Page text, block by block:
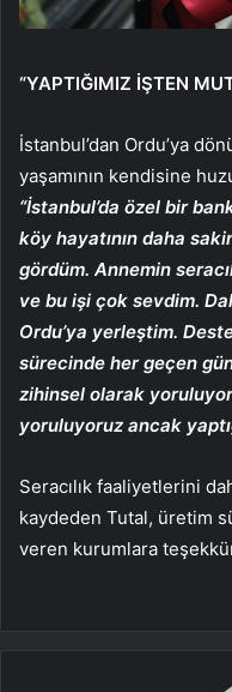
“YAPTIĞIMIZ İŞTEN
İstanbul’dan Ordu’ya
yaşamının kendisine
“İstanbul’da özel bir
köy hayatının daha
gördüm. Annemin
ve bu işi çok sevdim.
Ordu’ya yerleştim.
sürecinde her geçen
zihinsel olarak
yoruluyoruz ancak
Seracılık faaliyetlerini
kaydeden Tutal, üretim
veren kurumlara